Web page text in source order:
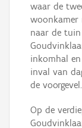
waar de
woonkamer
naar de
inkomhal
inval van
de voorgevel.
Op de